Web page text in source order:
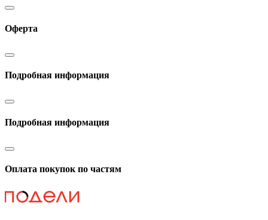
Оферта
Подробная информация
Подробная информация
Оплата покупок по частям